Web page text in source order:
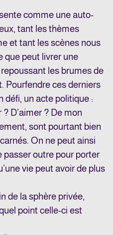
comme une auto-
tant les thèmes
et tant les scènes nous
que peut livrer une
les brumes de
Pourfendre ces derniers
un acte politique :
D’aimer ? De mon
sont pourtant bien
On ne peut ainsi
passer outre pour porter
vie peut avoir de plus
de la sphère privée,
point celle-ci est